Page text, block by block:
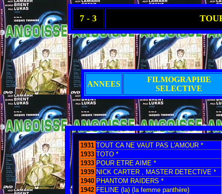
7 - 3
ANNEES
FILMOGRAPHIE
SELECTIVE
1931 TOUT CA NE VAUT PAS L'AMOUR *
1933 TOTO *
1933 POUR ETRE AIME *
1939 NICK CARTER , MASTER DETECTIVE *
1940 PHANTOM RAIDERS *
1942 FELINE (la) (la femme panthère)